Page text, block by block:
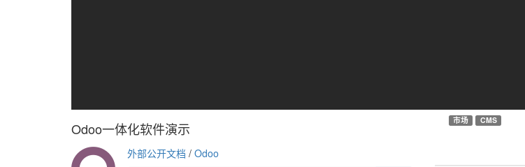
Odoo一体化软件演示 CMS
市场
外部公开文档 / Odoo